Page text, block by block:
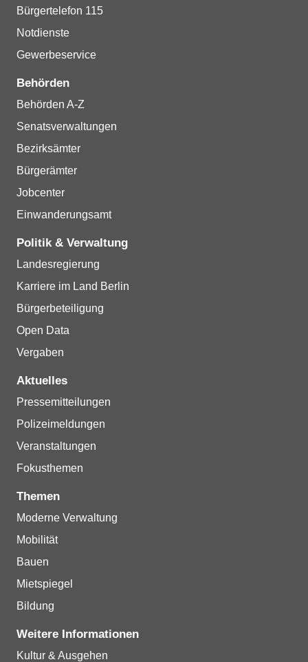
Bürgertelefon 115
Notdienste
Gewerbeservice
Behörden
Behörden A-Z
Senatsverwaltungen
Bezirksämter
Bürgerämter
Jobcenter
Einwanderungsamt
Politik & Verwaltung
Landesregierung
Karriere im Land Berlin
Bürgerbeteiligung
Open Data
Vergaben
Aktuelles
Pressemitteilungen
Polizeimeldungen
Veranstaltungen
Fokusthemen
Themen
Moderne Verwaltung
Mobilität
Bauen
Mietspiegel
Bildung
Weitere Informationen
Kultur & Ausgehen